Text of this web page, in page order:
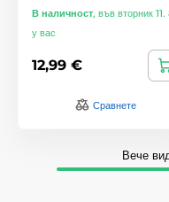
В наличност, във вторник 11.
у вас
12,99 €
Сравнете
Вече